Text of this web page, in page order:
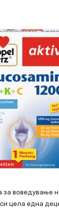
за воведување
цела една